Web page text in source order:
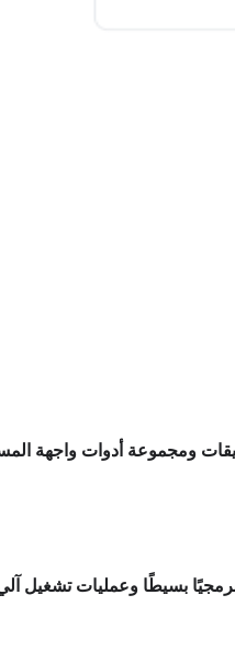
ومجموعة أدوات واجهة
بسيطًا وعمليات تشغيل